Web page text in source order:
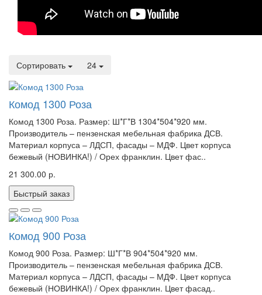
Сортировать 24
Комод 1300 Роза
Комод 1300 Роза. Размер: Ш*Г*В 1304*504*920 мм.
Производитель – пензенская мебельная фабрика ДСВ.
Материал корпуса – ЛДСП, фасады – МДФ. Цвет корпуса
бежевый (НОВИНКА!) / Орех франклин. Цвет фас..
21 300.00 р.
Быстрый заказ
Комод 900 Роза
Комод 900 Роза. Размер: Ш*Г*В 904*504*920 мм.
Производитель – пензенская мебельная фабрика ДСВ.
Материал корпуса – ЛДСП, фасады – МДФ. Цвет корпуса
бежевый (НОВИНКА!) / Орех франклин. Цвет фасад..